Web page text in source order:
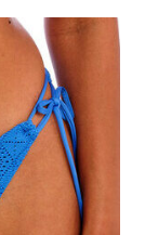
Varianten
auf.
Optionen
können
auf
der
Produktseite